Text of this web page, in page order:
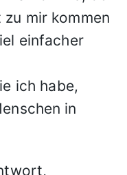
mir kommen
einfacher
ich habe,
in